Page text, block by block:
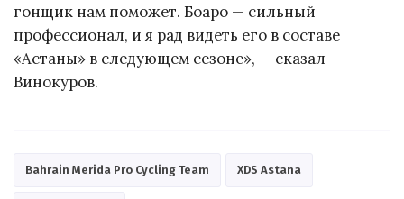
гонщик нам поможет. Боаро — сильный
профессионал, и я рад видеть его в составе
«Астаны» в следующем сезоне», — сказал
Винокуров.
Bahrain Merida Pro Cycling Team XDS Astana